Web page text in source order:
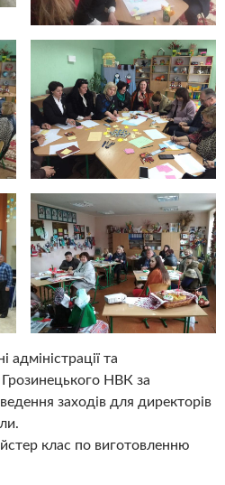
та
Грозинецького НВК за
заходів для директорів
клас по виготовленню